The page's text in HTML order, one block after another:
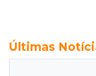
Últimas